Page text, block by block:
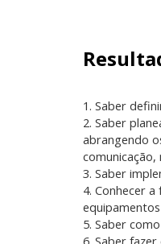
1. Saber
2. Saber
abrangendo
comunicação,
3. Saber
4. Conhecer
5. Saber